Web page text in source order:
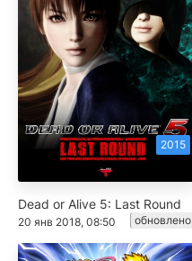
2015
Dead or Alive 5: Last Round
20 янв 2018, 08:50 обновлено